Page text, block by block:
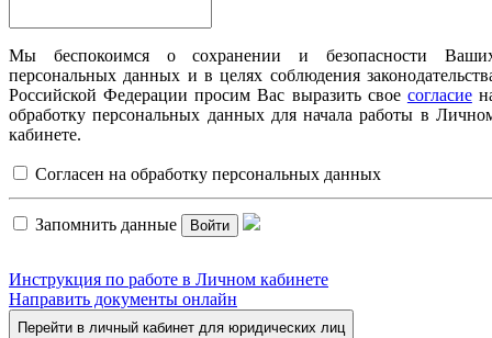
Мы беспокоимся о сохранении и безопасности
персональных данных и в целях соблюдения
Российской Федерации просим Вас выразить свое согласие
обработку персональных данных для начала работы в
кабинете.
Согласен на обработку персональных данных
Запомнить данные Войти
Инструкция по работе в Личном кабинете
Направить документы онлайн
Перейти в личный кабинет для юридических лиц